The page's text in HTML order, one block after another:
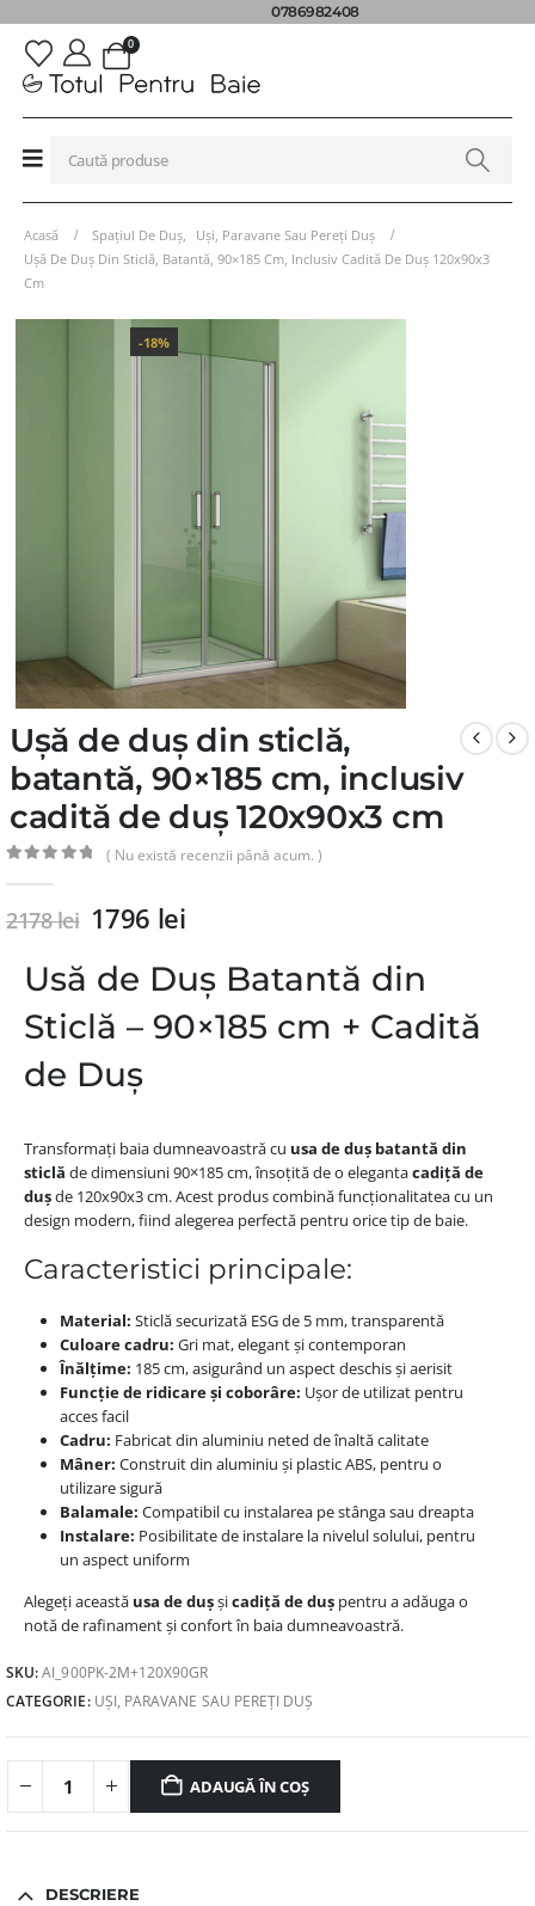
0786982408
0
Acasă Spațiul De Duș
Uși, Paravane Sau Pereți Duș
Ușă De Duș Din Sticlă, Batantă, 90×185 Cm, Inclusiv Cadită De Duș 120x90x3
Cm
-18%
Ușă de duș din sticlă,
batantă, 90×185 cm, inclusiv
cadită de duș 120x90x3 cm
( Nu există recenzii până acum. )
2178lei 1796 lei
Usă de Duș Batantă din
Sticlă – 90×185 cm + Cadită
de Duș
Transformați baia dumneavoastră cu usa de duș batantă din
sticlă de dimensiuni 90×185 cm, însoțită de o elegantacadiță de
dușde 120x90x3 cm. Acest produs combină funcționalitatea cu un
design modern, fiind alegerea perfectă pentru orice tip de baie.
Caracteristici principale:
Material: Sticlă securizată ESG de 5 mm, transparentă
Culoare cadru: Gri mat, elegant și contemporan
Înălțime: 185 cm, asigurând un aspect deschis și aerisit
Funcție de ridicare și coborâre: Ușor de utilizat pentru
acces facil
Cadru: Fabricat din aluminiu neted de înaltă calitate
Mâner: Construit din aluminiu și plastic ABS, pentru o
utilizare sigură
Balamale: Compatibil cu instalarea pe stânga sau dreapta
Instalare: Posibilitate de instalare la nivelul solului, pentru
un aspect uniform
Alegeți această usa de dușșicadiță de dușpentru a adăuga o
notă de rafinament și confort în baia dumneavoastră.
SKU:AI_900PK-2M+120X90GR
CATEGORIE: UȘI, PARAVANE SAU PEREȚI DUȘ
ADAUGĂ ÎN COȘ
DESCRIERE